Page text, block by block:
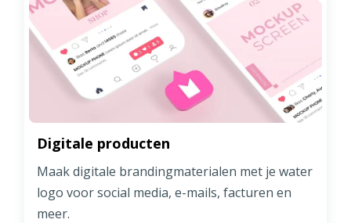
Digitale producten
Maak digitale brandingmaterialen met je water
logo voor social media, e-mails, facturen en
meer.